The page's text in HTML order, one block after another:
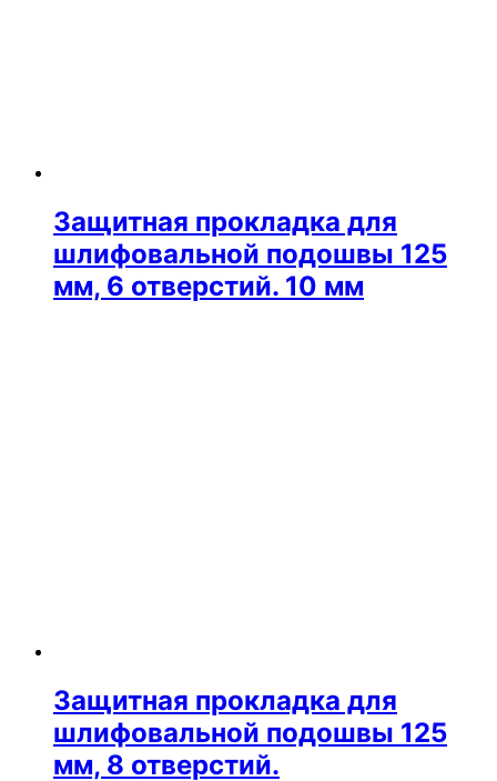
Защитная прокладка для
шлифовальной подошвы 125
мм, 6 отверстий. 10 мм
Защитная прокладка для
шлифовальной подошвы 125
мм, 8 отверстий.